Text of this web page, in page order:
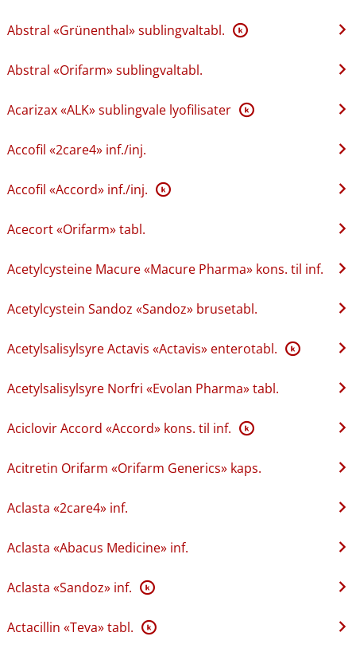
Abstral «Grünenthal» sublingvaltabl. K
Abstral «Orifarm» sublingvaltabl.
Acarizax «ALK» sublingvale lyofilisater K
Accofil «2care4» inf.​/​inj.
Accofil «Accord» inf.​/​inj. K
Acecort «Orifarm» tabl.
Acetylcysteine Macure «Macure Pharma» kons. til inf.
Acetylcystein Sandoz «Sandoz» brusetabl.
Acetylsalisylsyre Actavis «Actavis» enterotabl. K
Acetylsalisylsyre Norfri «Evolan Pharma» tabl.
Aciclovir Accord «Accord» kons. til inf. K
Acitretin Orifarm «Orifarm Generics» kaps.
Aclasta «2care4» inf.
Aclasta «Abacus Medicine» inf.
Aclasta «Sandoz» inf. K
Actacillin «Teva» tabl. K